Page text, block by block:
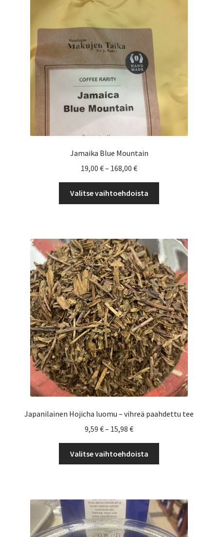
Jamaika Blue Mountain
19,00 €– 168,00 €Hintaluokka:
-
168,00 €
Valitse vaihtoehdoista
Voit
tehdä
valinnat
tuotteen
sivulla.
Japanilainen Hojicha luomu – vihreä paahdettu tee
9,59 €– 15,98 €Hintaluokka:
-
15,98 €
Valitse vaihtoehdoista
Voit
tehdä
valinnat